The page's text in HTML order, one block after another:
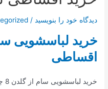
دیدگاه‌ خود را بنویسید /
خرید لباسشویی
اقساطی